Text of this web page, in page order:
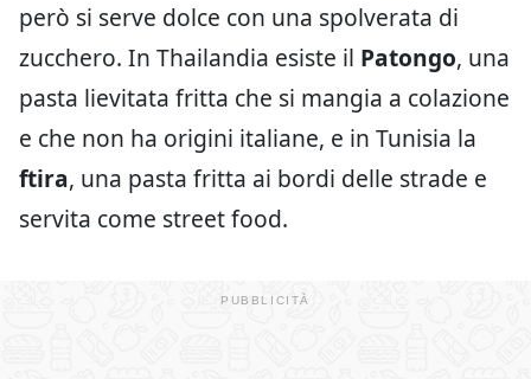
però si serve dolce con una spolverata di
zucchero. In Thailandia esiste il Patongo, una
pasta lievitata fritta che si mangia a colazione
e che non ha origini italiane, e in Tunisia la
ftira, una pasta fritta ai bordi delle strade e
servita come street food.